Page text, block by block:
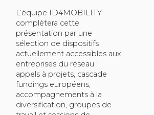
L’équipe ID4MOBILITY
complètera cette
présentation par une
sélection de dispositifs
actuellement accessibles aux
entreprises du réseau :
appels à projets, cascade
fundings européens,
accompagnements à la
diversification, groupes de